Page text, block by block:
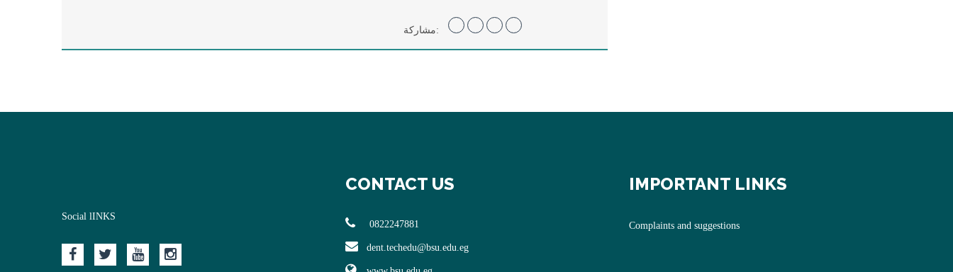
مشاركة:
Social lINKS
CONTACT US
0822247881
dent.techedu@bsu.edu.eg
IMPORTANT LINKS
Complaints and suggestions